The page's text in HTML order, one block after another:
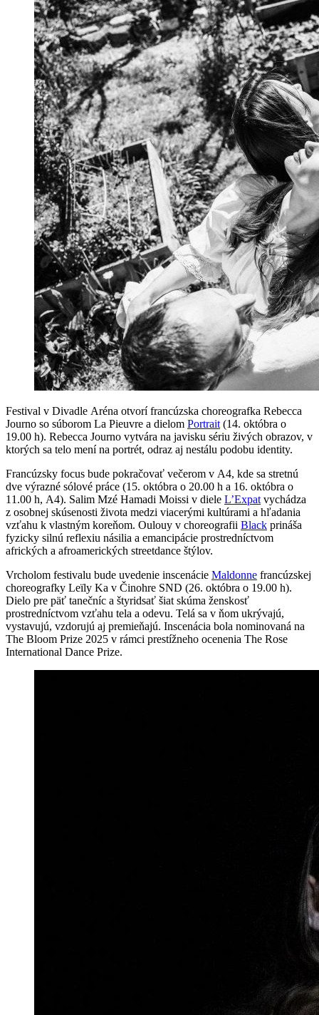
Festival v Divadle Aréna otvorí francúzska choreografka Rebecca
Journo so súborom La Pieuvre a dielom Portrait (14. októbra o
19.00 h). Rebecca Journo vytvára na javisku sériu živých obrazov, v
ktorých sa telo mení na portrét, odraz aj nestálu podobu identity.
Francúzsky focus bude pokračovať večerom v A4, kde sa stretnú
dve výrazné sólové práce (15. októbra o 20.00 h a 16. októbra o
11.00 h, A4). Salim Mzé Hamadi Moissi v diele L’Expat vychádza
z osobnej skúsenosti života medzi viacerými kultúrami a hľadania
vzťahu k vlastným koreňom. Oulouy v choreografii Black prináša
fyzicky silnú reflexiu násilia a emancipácie prostredníctvom
afrických a afroamerických streetdance štýlov.
Vrcholom festivalu bude uvedenie inscenácie Maldonne francúzskej
choreografky Leïly Ka v Činohre SND (26. októbra o 19.00 h).
Dielo pre päť tanečníc a štyridsať šiat skúma ženskosť
prostredníctvom vzťahu tela a odevu. Telá sa v ňom ukrývajú,
vystavujú, vzdorujú aj premieňajú. Inscenácia bola nominovaná na
The Bloom Prize 2025 v rámci prestížneho ocenenia The Rose
International Dance Prize.